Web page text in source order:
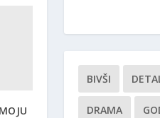
BIVŠI
DRAMA